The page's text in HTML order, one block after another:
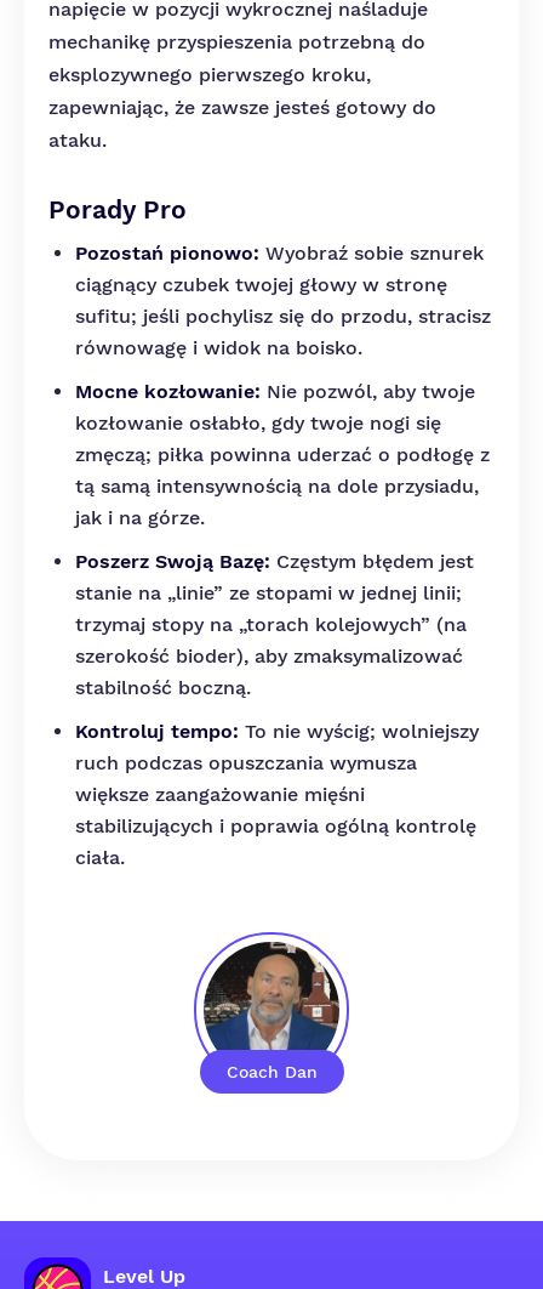
Coach Dan
napięcie w pozycji wykrocznej naśladuje
mechanikę przyspieszenia potrzebną do
eksplozywnego pierwszego kroku,
zapewniając, że zawsze jesteś gotowy do
ataku.
Porady Pro
Pozostań pionowo: Wyobraź sobie sznurek
ciągnący czubek twojej głowy w stronę
sufitu; jeśli pochylisz się do przodu, stracisz
równowagę i widok na boisko.
Mocne kozłowanie: Nie pozwól, aby twoje
kozłowanie osłabło, gdy twoje nogi się
zmęczą; piłka powinna uderzać o podłogę z
tą samą intensywnością na dole przysiadu,
jak i na górze.
Poszerz Swoją Bazę: Częstym błędem jest
stanie na „linie” ze stopami w jednej linii;
trzymaj stopy na „torach kolejowych” (na
szerokość bioder), aby zmaksymalizować
stabilność boczną.
Kontroluj tempo: To nie wyścig; wolniejszy
ruch podczas opuszczania wymusza
większe zaangażowanie mięśni
stabilizujących i poprawia ogólną kontrolę
ciała.
Level Up